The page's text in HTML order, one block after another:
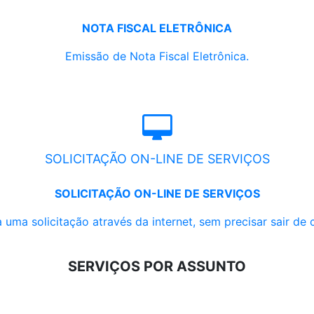
NOTA FISCAL ELETRÔNICA
Emissão de Nota Fiscal Eletrônica.
SOLICITAÇÃO ON-LINE DE SERVIÇOS
SOLICITAÇÃO ON-LINE DE SERVIÇOS
uma solicitação através da internet, sem precisar sair de
SERVIÇOS POR ASSUNTO